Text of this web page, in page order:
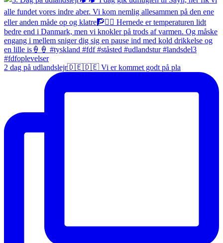
2 dag på udlandslejr🇩🇪🇩🇪 Vi er kommet godt på pla